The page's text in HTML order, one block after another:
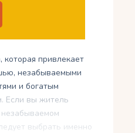
которая привлекает
незабываемыми
и богатым
Если вы житель
незабываемом
выбрать именно